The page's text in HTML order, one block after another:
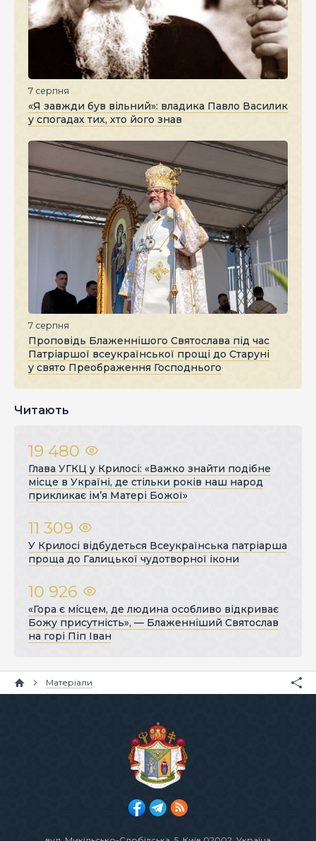
7 серпня
«Я завжди був вільний»: владика Павло Василик
у спогадах тих, хто його знав
7 серпня
Проповідь Блаженнішого Святослава під час
Патріаршої всеукраїнської прощі до Старуні
у свято Преображення Господнього
Читають
19 480
Глава УГКЦ у Крилосі: «Важко знайти подібне
місце в Україні, де стільки років наш народ
прикликає ім’я Матері Божої»
11 309
У Крилосі відбудеться Всеукраїнська патріарша
проща до Галицької чудотворної ікони
10 926
«Гора є місцем, де людина особливо відкриває
Божу присутність», — Блаженніший Святослав
на горі Піп Іван
Матеріали